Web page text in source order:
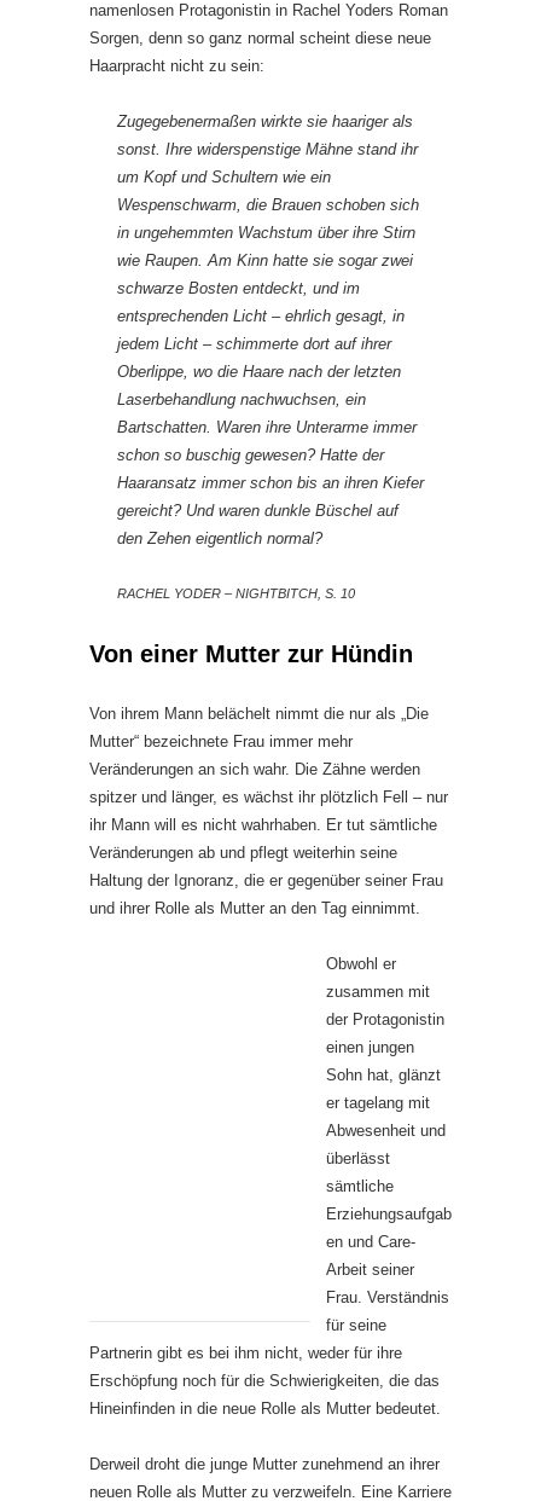
namenlosen Protagonistin in Rachel Yoders Roman
Sorgen, denn so ganz normal scheint diese neue
Haarpracht nicht zu sein:
Zugegebenermaßen wirkte sie haariger als
sonst. Ihre widerspenstige Mähne stand ihr
um Kopf und Schultern wie ein
Wespenschwarm, die Brauen schoben sich
in ungehemmten Wachstum über ihre Stirn
wie Raupen. Am Kinn hatte sie sogar zwei
schwarze Bosten entdeckt, und im
entsprechenden Licht – ehrlich gesagt, in
jedem Licht – schimmerte dort auf ihrer
Oberlippe, wo die Haare nach der letzten
Laserbehandlung nachwuchsen, ein
Bartschatten. Waren ihre Unterarme immer
schon so buschig gewesen? Hatte der
Haaransatz immer schon bis an ihren Kiefer
gereicht? Und waren dunkle Büschel auf
den Zehen eigentlich normal?
RACHEL YODER – NIGHTBITCH, S. 10
Von einer Mutter zur Hündin
Von ihrem Mann belächelt nimmt die nur als „Die
Mutter“ bezeichnete Frau immer mehr
Veränderungen an sich wahr. Die Zähne werden
spitzer und länger, es wächst ihr plötzlich Fell – nur
ihr Mann will es nicht wahrhaben. Er tut sämtliche
Veränderungen ab und pflegt weiterhin seine
Haltung der Ignoranz, die er gegenüber seiner Frau
und ihrer Rolle als Mutter an den Tag einnimmt.
Obwohl er
zusammen mit
der Protagonistin
einen jungen
Sohn hat, glänzt
er tagelang mit
Abwesenheit und
überlässt
sämtliche
Erziehungsaufgab
en und Care-
Arbeit seiner
Frau. Verständnis
für seine
Partnerin gibt es bei ihm nicht, weder für ihre
Erschöpfung noch für die Schwierigkeiten, die das
Hineinfinden in die neue Rolle als Mutter bedeutet.
Derweil droht die junge Mutter zunehmend an ihrer
neuen Rolle als Mutter zu verzweifeln. Eine Karriere